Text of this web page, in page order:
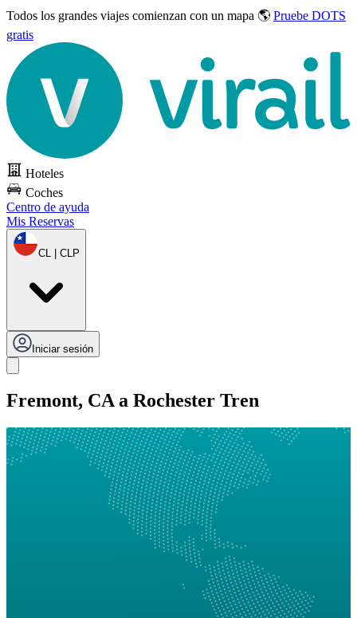
Todos los grandes viajes comienzan con un mapa 🌎 Pruebe DOTS
gratis
Hoteles
Coches
Centro de ayuda
Mis Reservas
CL | CLP
Iniciar sesión
Fremont, CA a Rochester Tren